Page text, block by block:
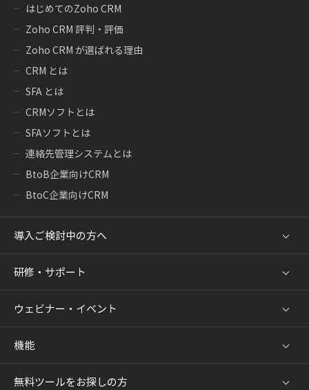
はじめてのZoho CRM
Zoho CRM 評判・評価
Zoho CRM が選ばれる理由
CRM とは
SFA とは
CRMソフトとは
SFAソフトとは
連絡先管理システムとは
BtoB企業向けCRM
BtoC企業向けCRM
導入ご検討中の方へ
研修・サポート
ウェビナー・イベント
機能
無料ツールをお探しの方